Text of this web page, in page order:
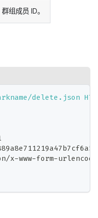
群组成员 ID。
delete.json
x-www-form-